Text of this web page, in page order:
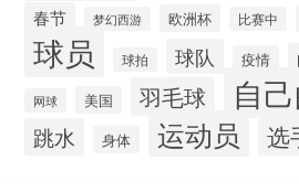
春节 梦幻西游 欧洲杯 比赛中
球员 球拍 球队 疫情
网球 美国 羽毛球 自
跳水 身体 运动员 选